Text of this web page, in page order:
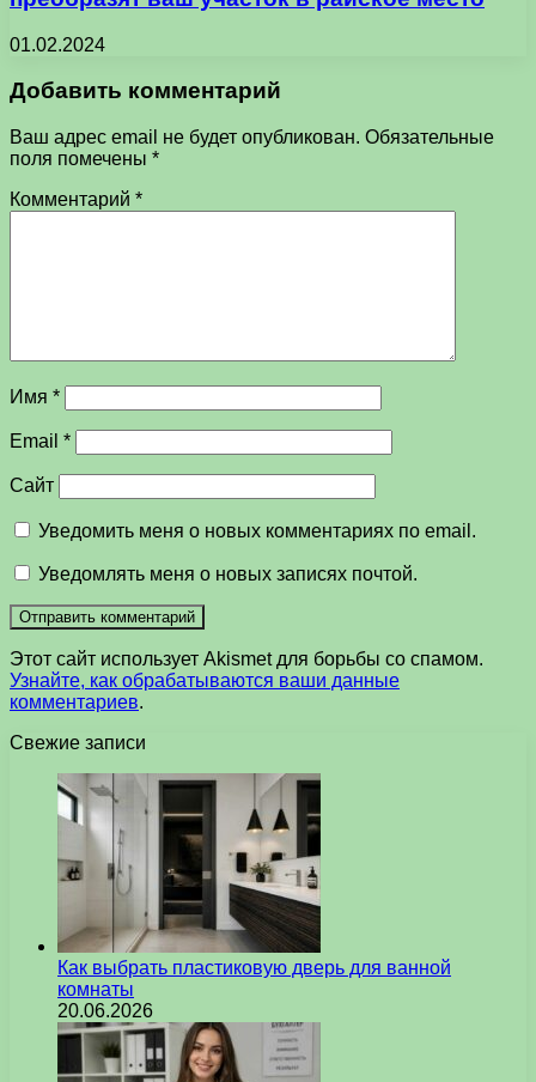
01.02.2024
Добавить комментарий
Ваш адрес email не будет опубликован. Обязательные
поля помечены *
Комментарий *
Имя *
Email *
Сайт
Уведомить меня о новых комментариях по email.
Уведомлять меня о новых записях почтой.
Этот сайт использует Akismet для борьбы со спамом.
Узнайте, как обрабатываются ваши данные
комментариев.
Свежие записи
Как выбрать пластиковую дверь для ванной
комнаты
20.06.2026